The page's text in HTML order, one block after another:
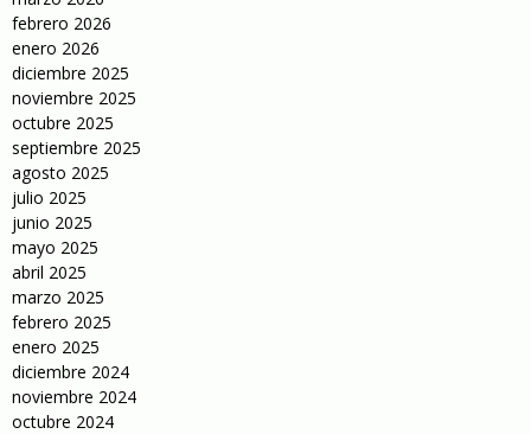
febrero 2026
enero 2026
diciembre 2025
noviembre 2025
octubre 2025
septiembre 2025
agosto 2025
julio 2025
junio 2025
mayo 2025
abril 2025
marzo 2025
febrero 2025
enero 2025
diciembre 2024
noviembre 2024
octubre 2024